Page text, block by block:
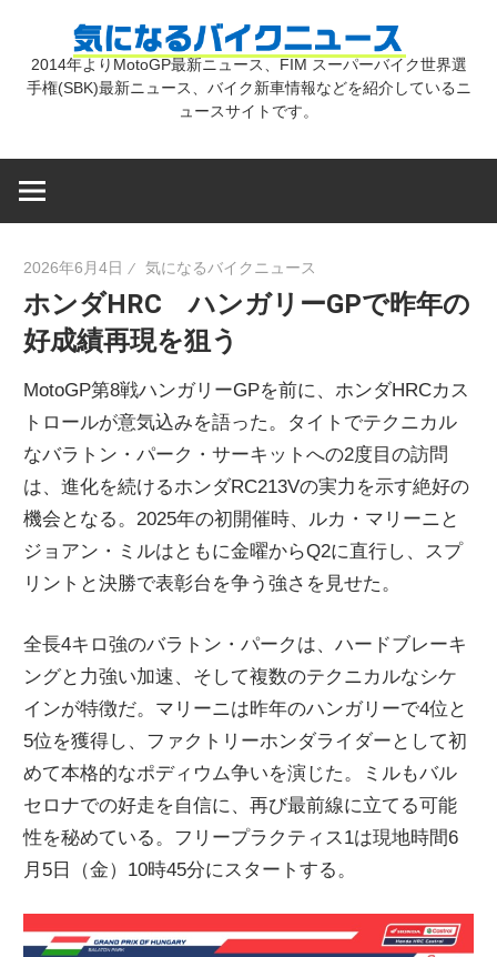
気
バ
イ
ク
ニ
ー
ス
2014年よりMotoGP最新ニュース、FIM スーパーバイク世界選
手権(SBK)最新ニュース、バイク新車情報などを紹介しているニ
ュースサイトです。
2026年6月4日 気になるバイクニュース
ホンダHRC ハンガリーGPで昨年の
好成績再現を狙う
MotoGP第8戦ハンガリーGPを前に、ホンダHRCカス
トロールが意気込みを語った。タイトでテクニカル
なバラトン・パーク・サーキットへの2度目の訪問
は、進化を続けるホンダRC213Vの実力を示す絶好の
機会となる。2025年の初開催時、ルカ・マリーニと
ジョアン・ミルはともに金曜からQ2に直行し、スプ
リントと決勝で表彰台を争う強さを見せた。
全長4キロ強のバラトン・パークは、ハードブレーキ
ングと力強い加速、そして複数のテクニカルなシケ
インが特徴だ。マリーニは昨年のハンガリーで4位と
5位を獲得し、ファクトリーホンダライダーとして初
めて本格的なポディウム争いを演じた。ミルもバル
セロナでの好走を自信に、再び最前線に立てる可能
性を秘めている。フリープラクティス1は現地時間6
月5日（金）10時45分にスタートする。